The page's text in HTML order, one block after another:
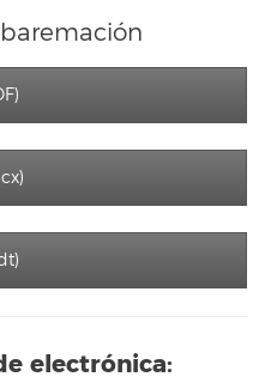
electrónica: